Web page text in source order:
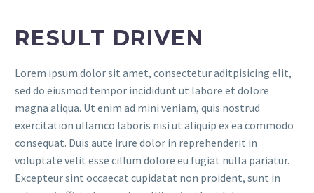
RESULT DRIVEN
Lorem ipsum dolor sit amet, consectetur aditpisicing elit,
sed do eiusmod tempor incididunt ut labore et dolore
magna aliqua. Ut enim ad mini veniam, quis nostrud
exercitation ullamco laboris nisi ut aliquip ex ea commodo
consequat. Duis aute irure dolor in reprehenderit in
voluptate velit esse cillum dolore eu fugiat nulla pariatur.
Excepteur sint occaecat cupidatat non proident, sunt in